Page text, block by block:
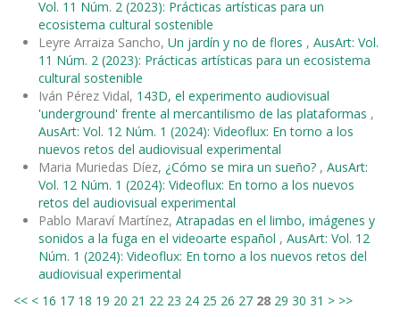
Vol. 11 Núm. 2 (2023): Prácticas artísticas para un
ecosistema cultural sostenible
Leyre Arraiza Sancho, Un jardín y no de flores , AusArt: Vol.
11 Núm. 2 (2023): Prácticas artísticas para un ecosistema
cultural sostenible
Iván Pérez Vidal, 143D, el experimento audiovisual
'underground' frente al mercantilismo de las plataformas ,
AusArt: Vol. 12 Núm. 1 (2024): Videoflux: En torno a los
nuevos retos del audiovisual experimental
Maria Muriedas Díez, ¿Cómo se mira un sueño? , AusArt:
Vol. 12 Núm. 1 (2024): Videoflux: En torno a los nuevos
retos del audiovisual experimental
Pablo Maraví Martínez, Atrapadas en el limbo, imágenes y
sonidos a la fuga en el videoarte español , AusArt: Vol. 12
Núm. 1 (2024): Videoflux: En torno a los nuevos retos del
audiovisual experimental
<< < 16 17 18 19 20 21 22 23 24 25 26 27 28 29 30 31 > >>